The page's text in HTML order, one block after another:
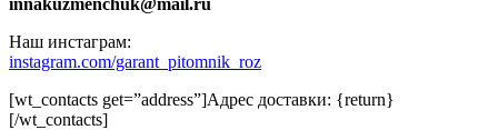
innakuzmenchuk@mail.ru
Наш инстаграм:
instagram.com/garant_pitomnik_roz
[wt_contacts get=”address”]Адрес доставки: {return}
[/wt_contacts]